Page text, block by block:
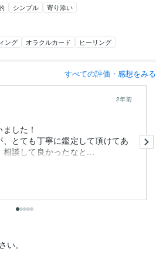
シンプル 寄り添い
ング オラクルカード ヒーリング
すべての評価・感想をみる
2年前
した！
とても丁寧に鑑定して頂けてあ
相談して良かったなと...
い。